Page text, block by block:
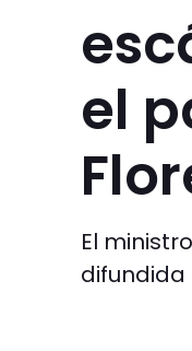
el
El
difundida